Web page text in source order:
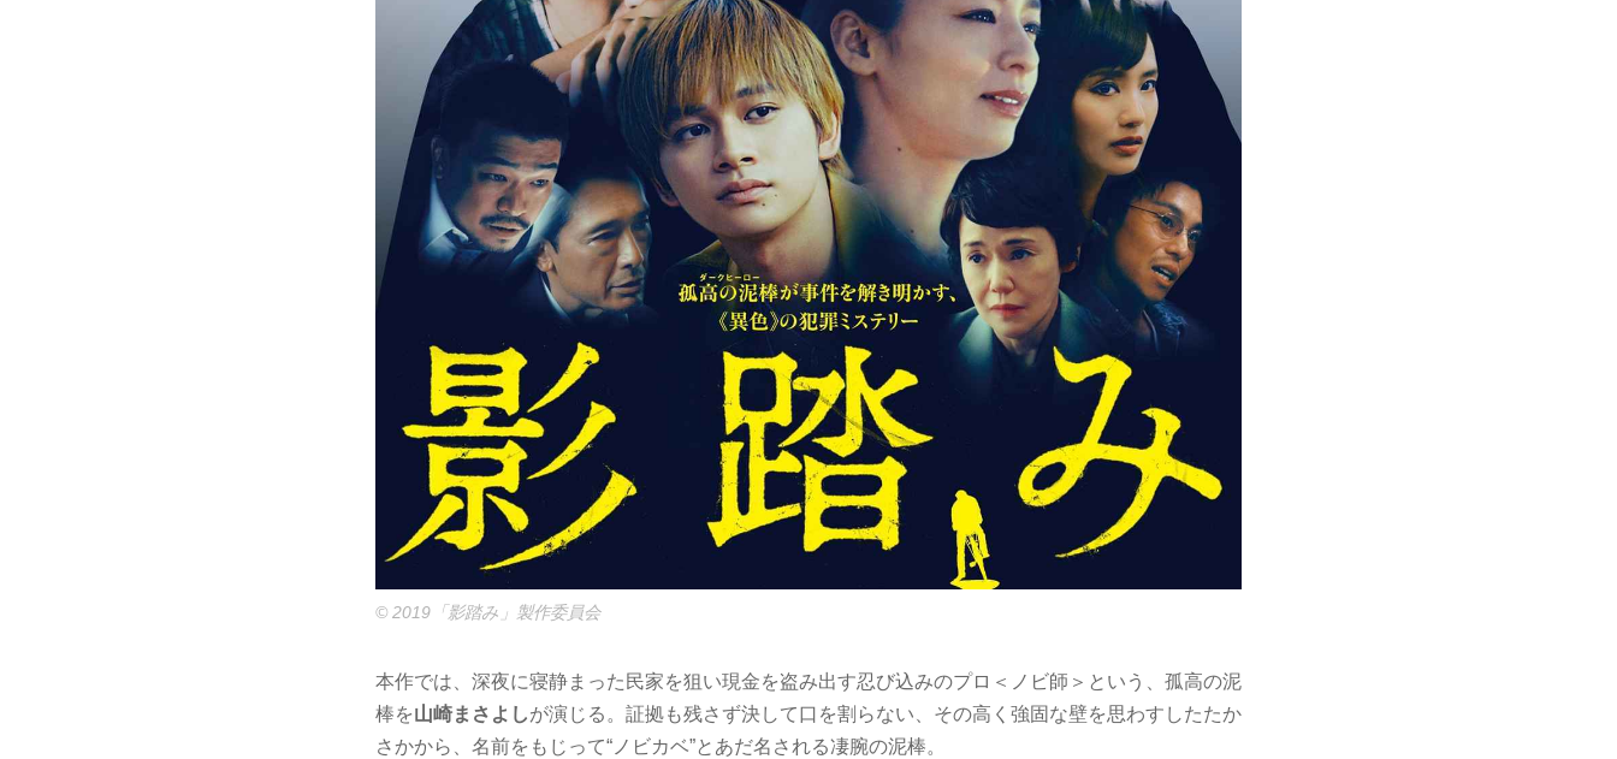
© 2019「影踏み」製作委員会
本作では、深夜に寝静まった民家を狙い現金を盗み出す忍び込みのプロ＜ノビ師＞という、孤高の泥
棒を山崎まさよしが演じる。証拠も残さず決して口を割らない、その高く強固な壁を思わすしたたか
さかから、名前をもじって“ノビカベ”とあだ名される凄腕の泥棒。